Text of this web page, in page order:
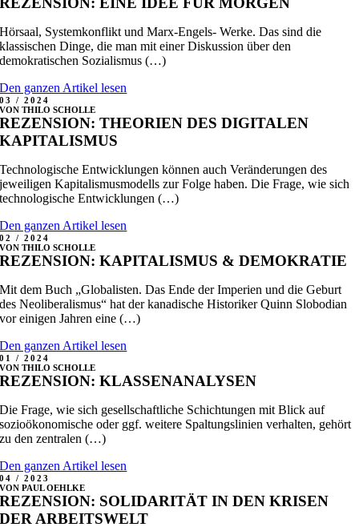
Hörsaal, Systemkonflikt und Marx-Engels- Werke. Das sind die
klassischen Dinge, die man mit einer Diskussion über den
demokratischen Sozialismus (…)
Den ganzen Artikel lesen
03 / 2024
VON THILO SCHOLLE
REZENSION: THEORIEN DES DIGITALEN
KAPITALISMUS
Technologische Entwicklungen können auch Veränderungen des
jeweiligen Kapitalismusmodells zur Folge haben. Die Frage, wie sich
technologische Entwicklungen (…)
Den ganzen Artikel lesen
02 / 2024
VON THILO SCHOLLE
REZENSION: KAPITALISMUS & DEMOKRATIE
Mit dem Buch „Globalisten. Das Ende der Imperien und die Geburt
des Neoliberalismus“ hat der kanadische Historiker Quinn Slobodian
vor einigen Jahren eine (…)
Den ganzen Artikel lesen
01 / 2024
VON THILO SCHOLLE
REZENSION: KLASSENANALYSEN
Die Frage, wie sich gesellschaftliche Schichtungen mit Blick auf
sozioökonomische oder ggf. weitere Spaltungslinien verhalten, gehört
zu den zentralen (…)
Den ganzen Artikel lesen
04 / 2023
VON PAUL OEHLKE
REZENSION: SOLIDARITÄT IN DEN KRISEN
DER ARBEITSWELT